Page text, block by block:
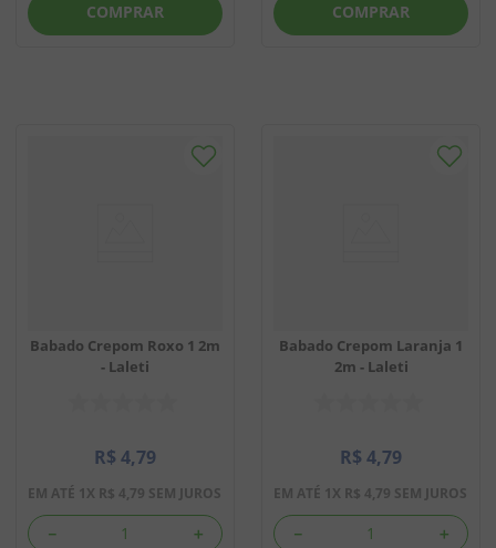
COMPRAR COMPRAR
Babado Crepom Roxo 1 2m
- Laleti
R$ 4,79
EM ATÉ 1X R$ 4,79 SEM JUROS
＋
－
Babado Crepom Laranja 1
2m - Laleti
R$ 4,79
EM ATÉ 1X R$ 4,79 SEM JUROS
＋
－